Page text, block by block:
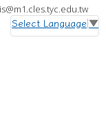
Select Language ▼